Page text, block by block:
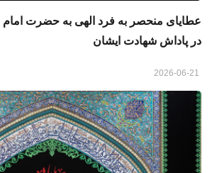
عطایای منحصر به فرد الهی به حضرت امام
در پاداش شهادت ایشان